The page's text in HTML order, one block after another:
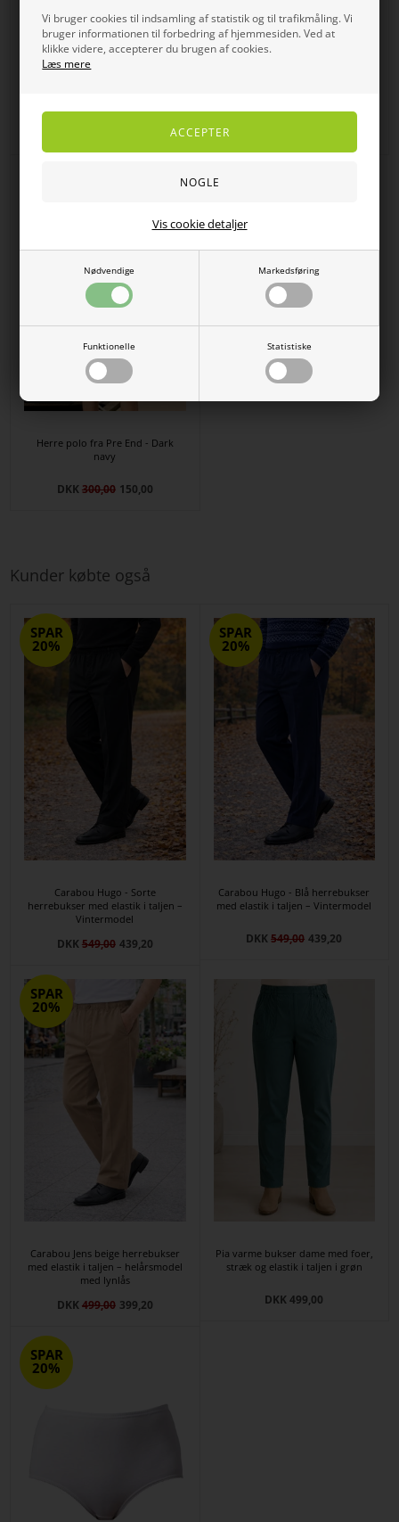
Vi bruger cookies til indsamling af statistik og til trafikmåling. Vi
bruger informationen til forbedring af hjemmesiden. Ved at
klikke videre, accepterer du brugen af cookies.
Læs mere
Nødvendige Markedsføring
Funktionelle Statistiske
Vis cookie detaljer
Vintermodel
Vintermodel
Herre polo fra Pre End - Dark
navy
DKK300,00 150,00
Kunder købte også
SPAR
20%
Carabou Hugo - Sorte
herrebukser med elastik i taljen –
Vintermodel
DKK549,00 439,20
SPAR
20%
Carabou Hugo - Blå herrebukser
med elastik i taljen – Vintermodel
DKK549,00 439,20
SPAR
20%
Carabou Jens beige herrebukser
med elastik i taljen – helårsmodel
med lynlås
DKK499,00 399,20
Pia varme bukser dame med foer,
stræk og elastik i taljen i grøn
DKK 499,00
SPAR
20%